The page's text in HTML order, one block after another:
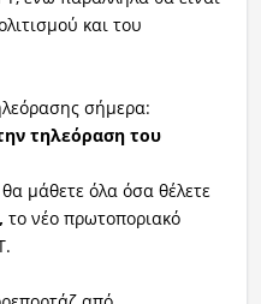
και του
ς σήμερα:
τηλεόραση του
μάθετε όλα όσα θέλετε
το νέο πρωτοποριακό